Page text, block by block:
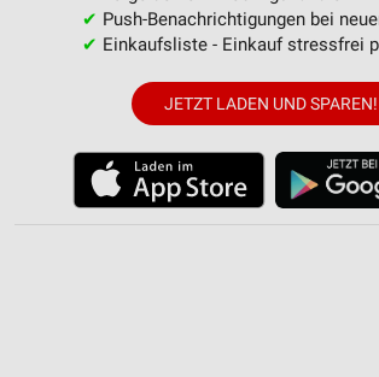
✔ Push-Benachrichtigungen bei
✔ Einkaufsliste - Einkauf stressfrei
JETZT LADEN UND SPAREN!
Notwendig
Performance
Werbung